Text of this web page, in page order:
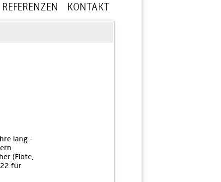
REFERENZEN KONTAKT
lang -
(Flöte,
für